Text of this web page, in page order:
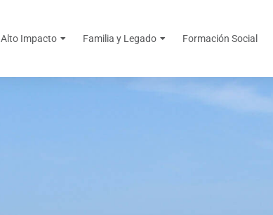
Alto Impacto Familia y Legado Formación Social